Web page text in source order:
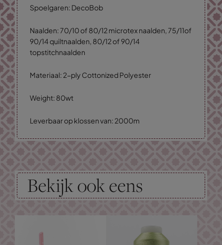
Spoelgaren: DecoBob
Naalden: 70/10 of 80/12 microtex naalden, 75/11of
90/14 quiltnaalden, 80/12 of 90/14
topstitchnaalden
Materiaal: 2-ply Cottonized Polyester
Weight: 80wt
Leverbaar op klossen van: 2000m
Bekijk ook eens